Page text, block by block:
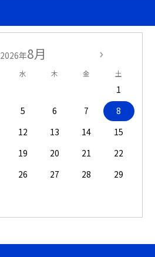
2026年8月
水 木 金 土
1
5 6 7
8
12 13 14
15
19 20 21
22
26 27 28
29